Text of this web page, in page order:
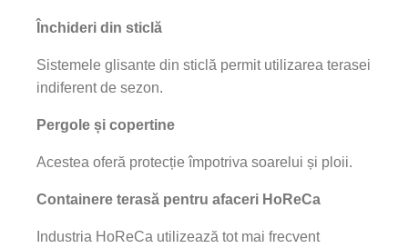
Închideri din sticlă
Sistemele glisante din sticlă permit utilizarea terasei
indiferent de sezon.
Pergole și copertine
Acestea oferă protecție împotriva soarelui și ploii.
Containere terasă pentru afaceri HoReCa
Industria HoReCa utilizează tot mai frecvent